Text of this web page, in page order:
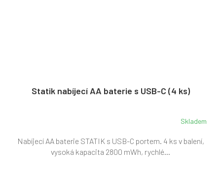
Statik nabíjecí AA baterie s USB-C (4 ks)
Skladem
Nabíjecí AA baterie STATIK s USB-C portem. 4 ks v balení,
vysoká kapacita 2800 mWh, rychlé...